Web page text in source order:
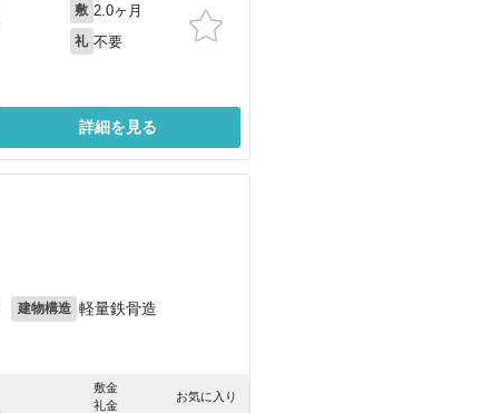
敷 2.0ヶ月
礼 不要
詳細を見る
建物構造 軽量鉄骨造
敷金
礼金
お気に入り